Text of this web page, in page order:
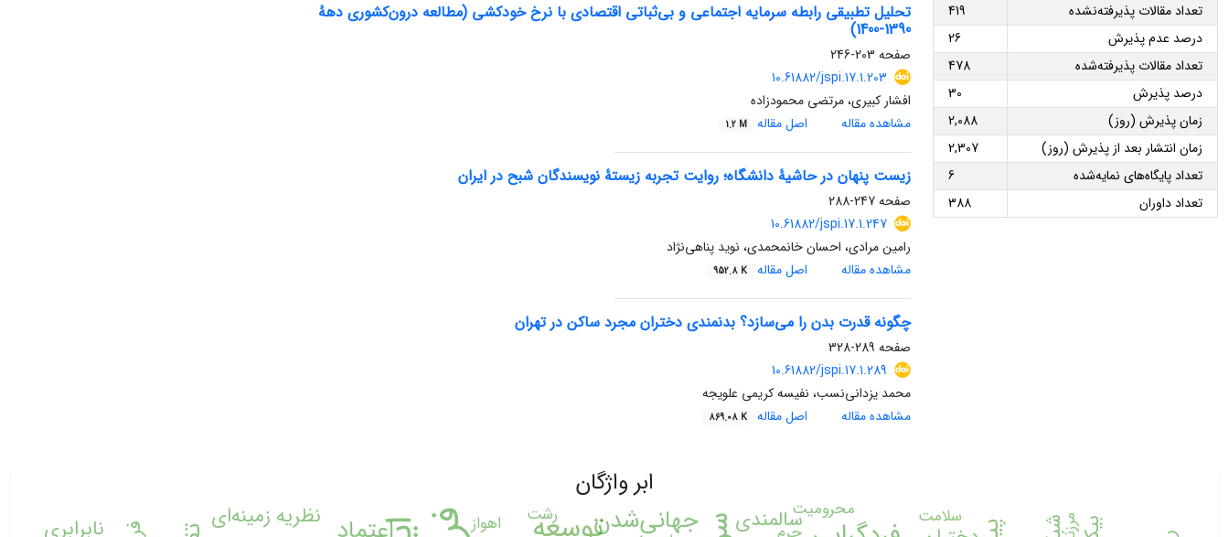
تعداد مقالات پذیرفته‌نشده
419
درصد عدم پذیرش
26
تعداد مقالات پذیرفته‌شده
478
درصد پذیرش
30
زمان پذیرش (روز)
2,088
زمان انتشار بعد از پذیرش (روز)
2,307
تعداد پایگاه‌های نمایه‌شده
6
تعداد داوران
388
تحلیل تطبیقی رابطه سرمایه اجتماعی و بی‌ثباتی اقتصادی با نرخ خودکشی (مطالعه درون‌کشوری دههٔ
1390-1400)
صفحه 203-246
10.61882/jspi.17.1.203
افشار کبیری، مرتضی محمودزاده
مشاهده مقاله
اصل مقاله 1.2 M
زیست پنهان در حاشیۀ دانشگاه؛ روایت تجربه زیستۀ نویسندگان شبح در ایران
صفحه247-288
10.61882/jspi.17.1.247
رامین مرادی، احسان خانمحمدی، نوید پناهی‌نژاد
مشاهده مقاله
اصل مقاله 952.8 K
چگونه قدرت بدن را می‌سازد؟ بدنمندی دختران مجرد ساکن در تهران
صفحه 289-328
10.61882/jspi.17.1.289
محمد یزدانی‌نسب، نفیسه کریمی علویجه
مشاهده مقاله
اصل مقاله 869.08 K
ابر واژگان
جهانی‌شدن
سالمندی نظریه زمینه‌ای نابرابری اهواز سلامت رشت محرومیت